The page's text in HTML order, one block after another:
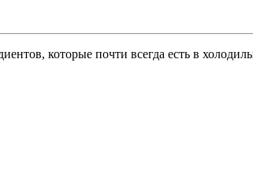
которые почти всегда есть в